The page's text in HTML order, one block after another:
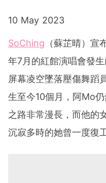
10 May 2023
SoChing （蘇芷晴）宣
年7月的紅館演唱會發
屏幕凌空墜落壓傷舞蹈
生至今10個月，阿Mo
之路非常漫長，而他的
沉寂多時的她曾一度復